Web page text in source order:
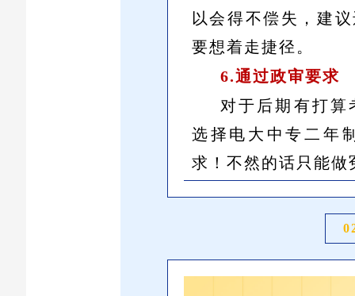
以会得不偿失，建
要想着走捷径。
6.通过政审要求
对于后期有打算
选择电大中专二年
求！不然的话只能做